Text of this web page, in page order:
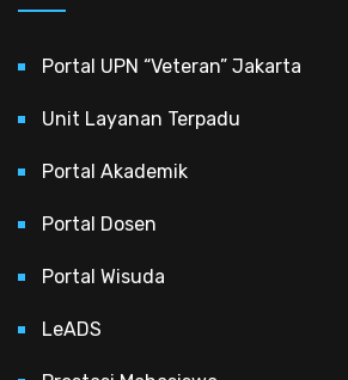
Portal UPN “Veteran” Jakarta
Unit Layanan Terpadu
Portal Akademik
Portal Dosen
Portal Wisuda
LeADS